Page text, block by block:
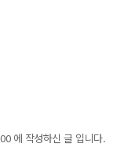
에 작성하신 글 입니다.